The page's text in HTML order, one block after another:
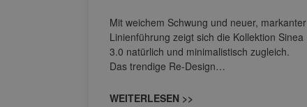
Mit weichem Schwung und neuer, markanter
Linienführung zeigt sich die Kollektion Sinea
3.0 natürlich und minimalistisch zugleich.
Das trendige Re-Design…
WEITERLESEN >>